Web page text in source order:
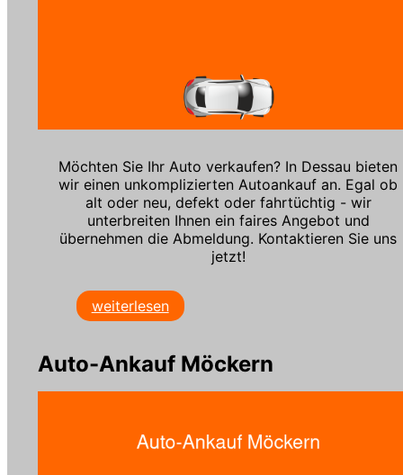
Möchten Sie Ihr Auto verkaufen? In Dessau bieten
wir einen unkomplizierten Autoankauf an. Egal ob
alt oder neu, defekt oder fahrtüchtig - wir
unterbreiten Ihnen ein faires Angebot und
übernehmen die Abmeldung. Kontaktieren Sie uns
jetzt!
weiterlesen
Auto-Ankauf Möckern